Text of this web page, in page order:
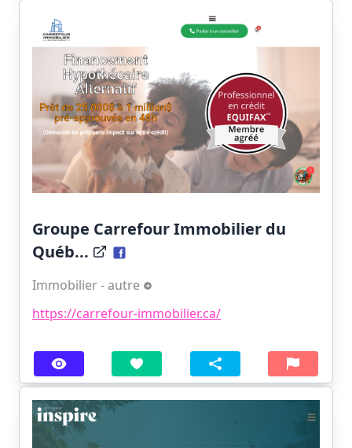
Groupe Carrefour Immobilier du
Québ...
Immobilier - autre
https://carrefour-immobilier.ca/